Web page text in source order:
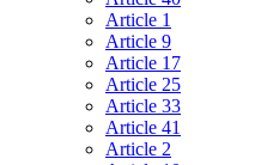
Article 1
Article 9
Article 17
Article 25
Article 33
Article 41
Article 2